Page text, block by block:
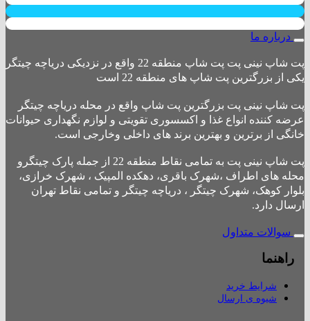
درباره ما
پت شاپ نینی پت پت شاپ منطقه 22 واقع در نزدیکی دریاچه چیتگر
یکی از بزرگترین پت شاپ های منطقه 22 است
پت شاپ نینی پت بزرگترین پت شاپ واقع در محله دریاچه چیتگر
عرضه کننده انواع غذا و اکسسوری تقویتی و لوازم نگهداری حیوانات
خانگی از برترین و بهترین برند های داخلی وخارجی است.
پت شاپ نینی پت به تمامی نقاط منطقه 22 از جمله پارک چیتگرو
محله های اطراف ،شهرک باقری، دهکده المپیک ، شهرک خرازی،
بلوار کوهک، شهرک چیتگر ، دریاچه چیتگر و تمامی نقاط تهران
ارسال دارد.
سوالات متداول
راهنما
شرایط خرید
شیوه ی ارسال